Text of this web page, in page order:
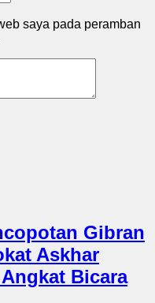
saya pada peramban
Gibran
Askhar
Bicara